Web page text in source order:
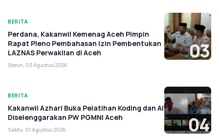
BERITA
Perdana, Kakanwil Kemenag Aceh Pimpin
Rapat Pleno Pembahasan Izin Pembentukan
LAZNAS Perwakilan di Aceh
Senin, 03 Agustus 2026
03
BERITA
Kakanwil Azhari Buka Pelatihan Koding dan AI
Diselenggarakan PW PGMNI Aceh
Sabtu, 01 Agustus 2026 04